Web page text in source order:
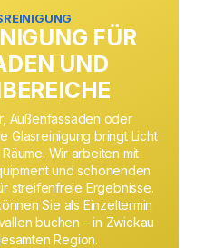
FÜR
UND
Außenfassaden oder
Glasreinigung bringt Licht
Wir arbeiten mit
und schonenden
streifenfreie Ergebnisse.
Sie als Einzeltermin
buchen – in Zwickau
Region.